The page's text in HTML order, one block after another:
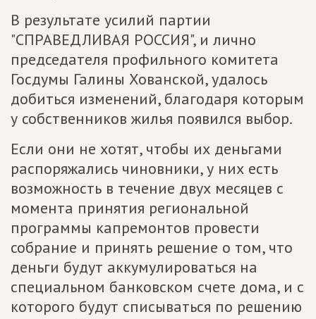
В результате усилий партии
"СПРАВЕДЛИВАЯ РОССИЯ", и лично
председателя профильного комитета
Госдумы Галины Хованской, удалось
добиться изменений, благодаря которым
у собственников жилья появился выбор.
Если они не хотят, чтобы их деньгами
распоряжались чиновники, у них есть
возможность в течение двух месяцев с
момента принятия региональной
программы капремонтов провести
собрание и принять решение о том, что
деньги будут аккумулироваться на
специальном банковском счете дома, и с
которого будут списываться по решению